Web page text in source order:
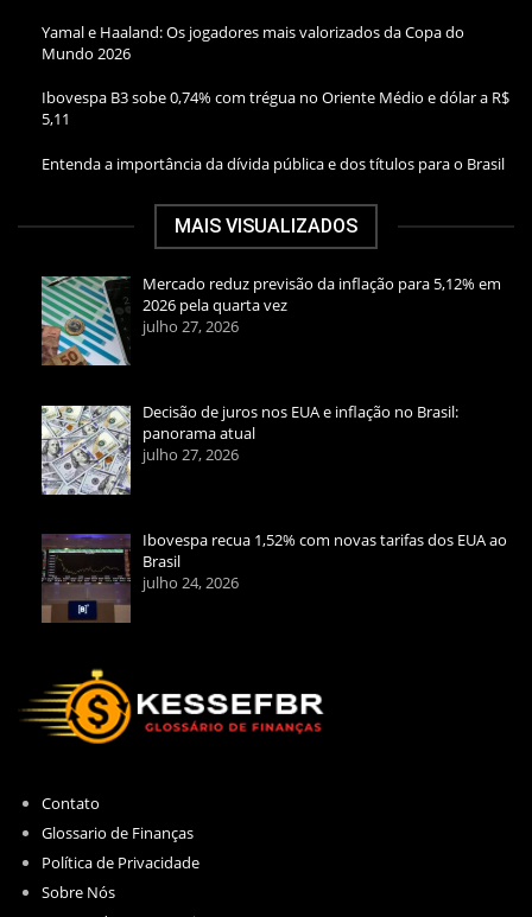
Yamal e Haaland: Os jogadores mais valorizados da Copa do
Mundo 2026
Ibovespa B3 sobe 0,74% com trégua no Oriente Médio e dólar a R$
5,11
Entenda a importância da dívida pública e dos títulos para o Brasil
MAIS VISUALIZADOS
Mercado reduz previsão da inflação para 5,12% em
2026 pela quarta vez
julho 27, 2026
Decisão de juros nos EUA e inflação no Brasil:
panorama atual
julho 27, 2026
Ibovespa recua 1,52% com novas tarifas dos EUA ao
Brasil
julho 24, 2026
Contato
Glossario de Finanças
Política de Privacidade
Sobre Nós